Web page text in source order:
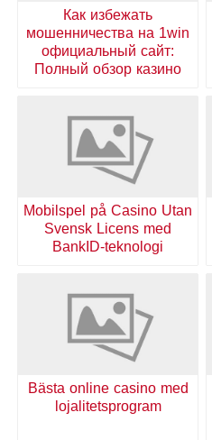
Как избежать
мошенничества на 1win
официальный сайт:
Полный обзор казино
Mobilspel på Casino Utan
Svensk Licens med
BankID-teknologi
Bästa online casino med
lojalitetsprogram